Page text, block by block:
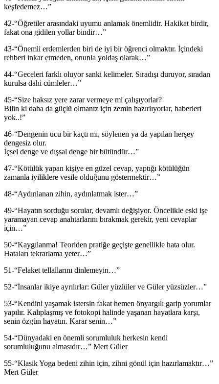
keşfedemez…”
42-“Öğretiler arasındaki uyumu anlamak önemlidir. Hakikat birdir,
fakat ona gidilen yollar bindir…”
43-“Önemli erdemlerden biri de iyi bir öğrenci olmaktır. İçindeki
rehberi inkar etmeden, onunla yoldaş olarak…”
44-“Geceleri farklı oluyor sanki kelimeler. Sıradışı duruyor, sıradan
kurulsa dahi cümleler…”
45-“Size haksız yere zarar vermeye mi çalışıyorlar?
Bilin ki daha da güçlü olmanız için zemin hazırlıyorlar, haberleri
yok..!”
46-“Dengenin ucu bir kaçtı mı, söylenen ya da yapılan herşey
dengesiz olur.
İçsel denge ve dışsal denge bir bütündür…”
47-“Kötülük yapan kişiye en güzel cevap, yaptığı kötülüğün
zamanla iyiliklere vesile olduğunu göstermektir…”
48-“Aydınlanan zihin, aydınlatmak ister…”
49-“Hayatın sorduğu sorular, devamlı değişiyor. Öncelikle eski işe
yaramayan cevap anahtarlarını bırakmak gerekir, yeni cevaplar
için…”
50-“Kaygılanma! Teoriden pratiğe geçişte genellikle hata olur.
Hataları tekrarlama yeter…”
51-“Felaket tellallarını dinlemeyin…”
52-“İnsanlar ikiye ayrılırlar: Güler yüzlüler ve Güler yüzsüzler…”
53-“Kendini yaşamak istersin fakat hemen önyargılı garip yorumlar
yapılır. Kalıplaşmış ve fotokopi halinde yaşanan hayatlara karşı,
senin özgün hayatın. Karar senin…”
54-“Dünyadaki en önemli sorumluluk herkesin kendi
sorumluluğunu almasıdır…” Mert Güler
55-“Klasik Yoga bedeni zihin için, zihni gönül için hazırlamaktır…”
Mert Güler